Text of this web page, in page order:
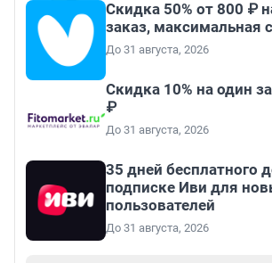
Скидка 50% от 800 ₽
заказ, максимальная
До 31 августа, 2026
Скидка 10% на один
₽
До 31 августа, 2026
35 дней бесплатного
подписке Иви для
пользователей
До 31 августа, 2026